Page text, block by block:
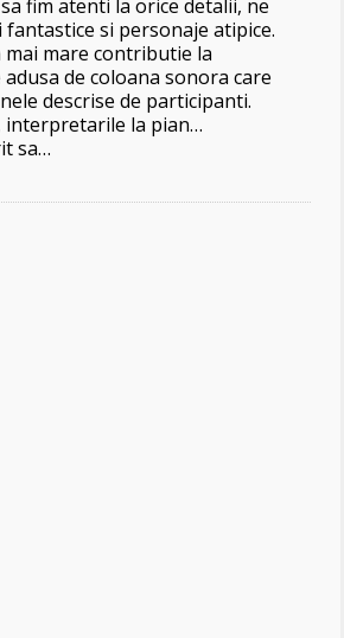
fim atenti la orice detalii, ne
si personaje atipice.
mai mare contributie la
de coloana sonora care
descrise de participanti.
interpretarile la pian…
sa…